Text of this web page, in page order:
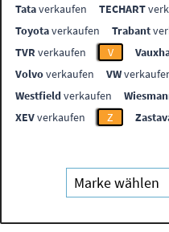
Tataverkaufen TECHART
Toyotaverkaufen Trabant
TVR verkaufen V
Volvoverkaufen VW
Westfieldverkaufen
XEVverkaufen Z